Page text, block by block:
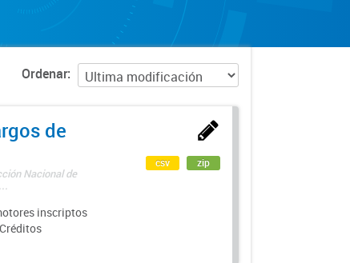
Ordenar
de
Nacional de
inscriptos
csv zip